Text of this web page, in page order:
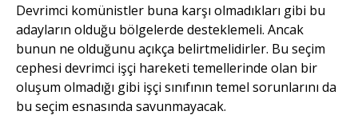
Devrimci komünistler buna karşı olmadıkları gibi bu
adayların olduğu bölgelerde desteklemeli. Ancak
bunun ne olduğunu açıkça belirtmelidirler. Bu seçim
cephesi devrimci işçi hareketi temellerinde olan bir
oluşum olmadığı gibi işçi sınıfının temel sorunlarını da
bu seçim esnasında savunmayacak.